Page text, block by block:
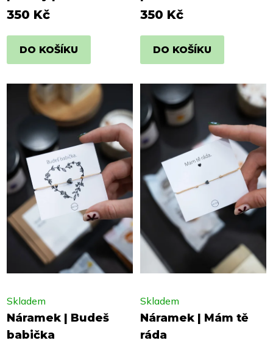
350 Kč
DO KOŠÍKU
350 Kč
DO KOŠÍKU
Náramek | Budeš
babička
Skladem
Náramek | Mám tě
ráda
Skladem